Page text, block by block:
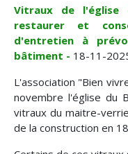
Vitraux de l'église
restaurer et
d'entretien à
bâtiment - 18-11-
L'association "Bien
novembre l'église du
vitraux du maitre-
de la construction en